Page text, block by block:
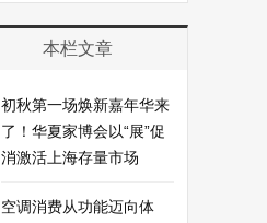
本栏文章
初秋第一场焕新嘉年华来
了！华夏家博会以“展”促
消激活上海存量市场
空调消费从功能迈向体